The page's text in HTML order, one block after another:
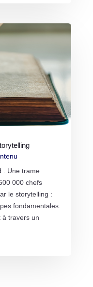
: Une trame
000 chefs
le storytelling :
fondamentales.
à travers un